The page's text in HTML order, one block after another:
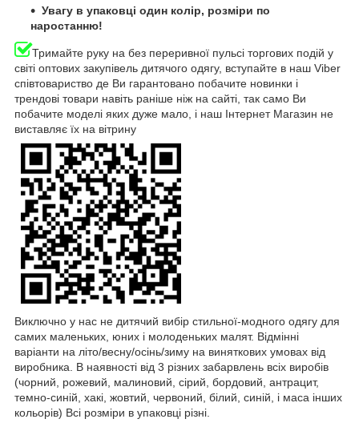
Увагу в упаковці один колір, розміри по
наростанню!
Тримайте руку на без переривної пульсі торгових подій у
світі оптових закупівель дитячого одягу, вступайте в наш Viber
співтовариство де Ви гарантовано побачите новинки і
трендові товари навіть раніше ніж на сайті, так само Ви
побачите моделі яких дуже мало, і наш Інтернет Магазин не
виставляє їх на вітрину
Виключно у нас не дитячий вибір стильної-модного одягу для
самих маленьких, юних і молоденьких малят. Відмінні
варіанти на літо/весну/осінь/зиму на виняткових умовах від
виробника. В наявності від 3 різних забарвлень всіх виробів
(чорний, рожевий, малиновий, сірий, бордовий, антрацит,
темно-синій, хакі, жовтий, червоний, білий, синій, і маса інших
кольорів) Всі розміри в упаковці різні.